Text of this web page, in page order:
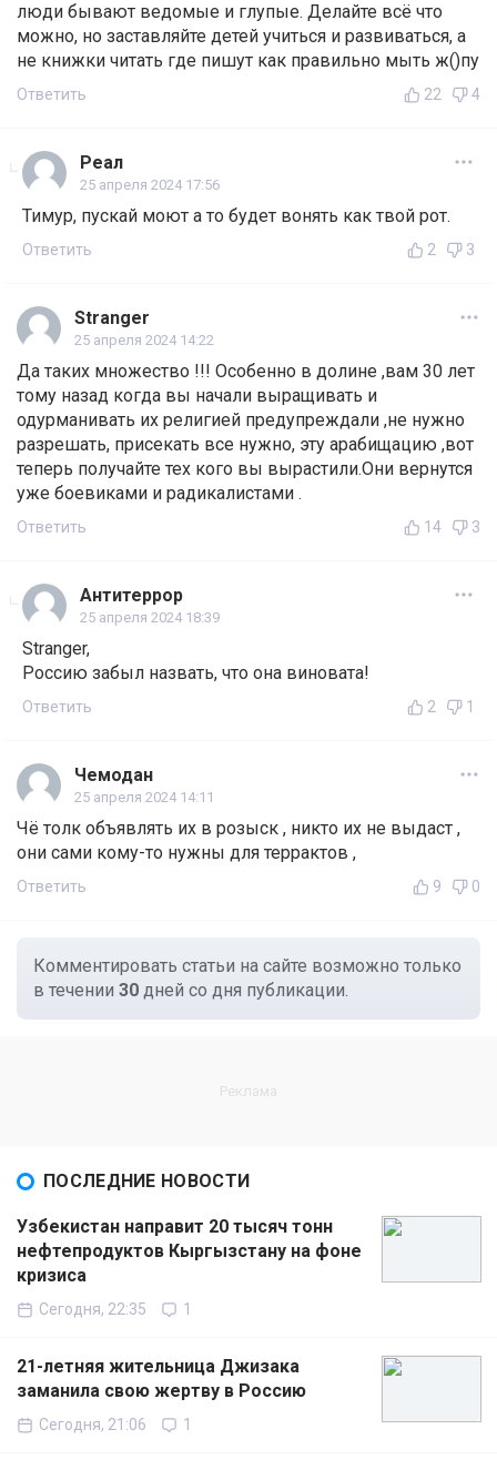
люди бывают ведомые и глупые. Делайте всё что
можно, но заставляйте детей учиться и развиваться, а
не книжки читать где пишут как правильно мыть ж()пу
Ответить 22 4
Реал
25 апреля 2024 17:56
Тимур, пускай моют а то будет вонять как твой рот.
Ответить 2 3
Stranger
25 апреля 2024 14:22
Да таких множество !!! Особенно в долине ,вам 30 лет
тому назад когда вы начали выращивать и
одурманивать их религией предупреждали ,не нужно
разрешать, присекать все нужно, эту арабищацию ,вот
теперь получайте тех кого вы вырастили.Они вернутся
уже боевиками и радикалистами .
Ответить 14 3
Антитеррор
25 апреля 2024 18:39
Stranger,
Россию забыл назвать, что она виновата!
Ответить 2 1
Чемодан
25 апреля 2024 14:11
Чё толк объявлять их в розыск , никто их не выдаcт ,
они сами кому-то нужны для террактов ,
Ответить 9 0
Комментировать статьи на сайте возможно только
в течении 30 дней со дня публикации.
ПОСЛЕДНИЕ НОВОСТИ
Узбекистан направит 20 тысяч тонн
нефтепродуктов Кыргызстану на фоне
кризиса
Сегодня, 22:35 1
21-летняя жительница Джизака
заманила свою жертву в Россию
Сегодня, 21:06 1